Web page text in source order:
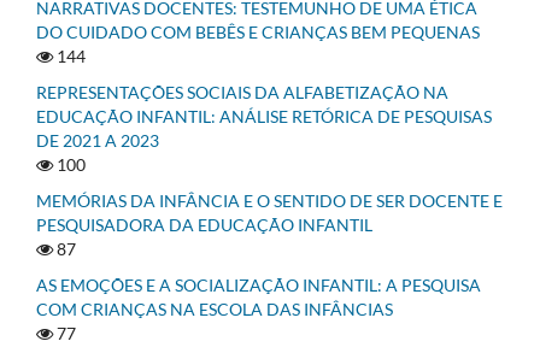
NARRATIVAS DOCENTES: TESTEMUNHO DE UMA ÉTICA
DO CUIDADO COM BEBÊS E CRIANÇAS BEM PEQUENAS
144
REPRESENTAÇÕES SOCIAIS DA ALFABETIZAÇÃO NA
EDUCAÇÃO INFANTIL: ANÁLISE RETÓRICA DE PESQUISAS
DE 2021 A 2023
100
MEMÓRIAS DA INFÂNCIA E O SENTIDO DE SER DOCENTE E
PESQUISADORA DA EDUCAÇÃO INFANTIL
87
AS EMOÇÕES E A SOCIALIZAÇÃO INFANTIL: A PESQUISA
COM CRIANÇAS NA ESCOLA DAS INFÂNCIAS
77